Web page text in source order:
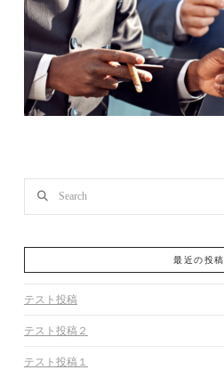
最近の投稿
テスト投稿
テスト投稿２
テスト投稿１